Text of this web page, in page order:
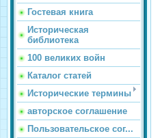
Гостевая книга
Историческая
библиотека
100 великих войн
Каталог статей
Исторические термины
авторское соглашение
Пользовательское сог...